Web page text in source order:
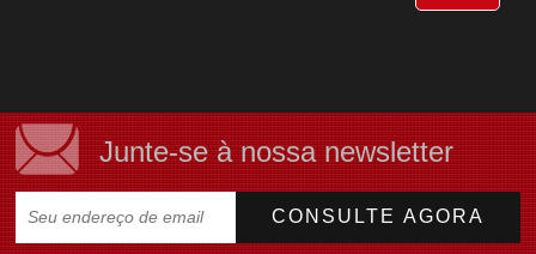
Junte-se à nossa newsletter